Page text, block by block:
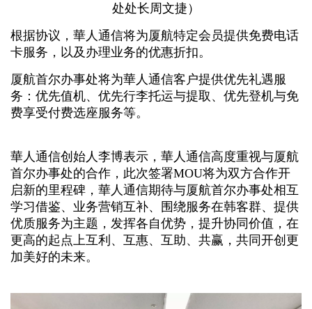
处处长周文捷）
根据协议，華人通信将为厦航特定会员提供免费电话
卡服务，以及办理业务的优惠折扣。
厦航首尔办事处将为華人通信客户提供优先礼遇服
务：优先值机、优先行李托运与提取、优先登机与免
费享受付费选座服务等。
華人通信创始人李博表示，華人通信高度重视与厦航
首尔办事处的合作，此次签署MOU将为双方合作开
启新的里程碑，華人通信期待与厦航首尔办事处相互
学习借鉴、业务营销互补、围绕服务在韩客群、提供
优质服务为主题，发挥各自优势，提升协同价值，在
更高的起点上互利、互惠、互助、共赢，共同开创更
加美好的未来。